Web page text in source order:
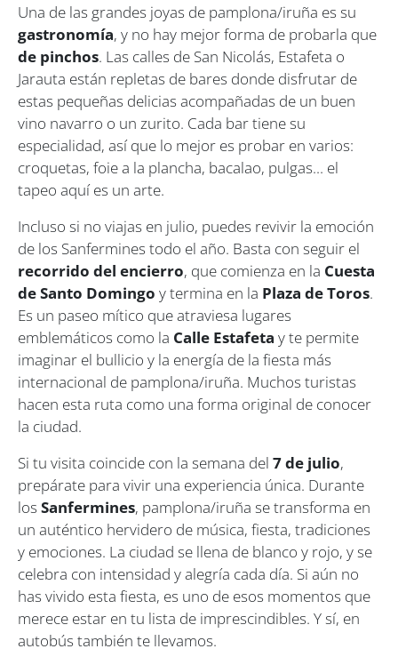
Una de las grandes joyas de pamplona/iruña es su
gastronomía, y no hay mejor forma de probarla que
de pinchos. Las calles de San Nicolás, Estafeta o
Jarauta están repletas de bares donde disfrutar de
estas pequeñas delicias acompañadas de un buen
vino navarro o un zurito. Cada bar tiene su
especialidad, así que lo mejor es probar en varios:
croquetas, foie a la plancha, bacalao, pulgas... el
tapeo aquí es un arte.
Incluso si no viajas en julio, puedes revivir la emoción
de los Sanfermines todo el año. Basta con seguir el
recorrido del encierro, que comienza en la Cuesta
de Santo Domingo y termina en la Plaza de Toros.
Es un paseo mítico que atraviesa lugares
emblemáticos como la Calle Estafeta y te permite
imaginar el bullicio y la energía de la fiesta más
internacional de pamplona/iruña. Muchos turistas
hacen esta ruta como una forma original de conocer
la ciudad.
Si tu visita coincide con la semana del 7 de julio,
prepárate para vivir una experiencia única. Durante
los Sanfermines, pamplona/iruña se transforma en
un auténtico hervidero de música, fiesta, tradiciones
y emociones. La ciudad se llena de blanco y rojo, y se
celebra con intensidad y alegría cada día. Si aún no
has vivido esta fiesta, es uno de esos momentos que
merece estar en tu lista de imprescindibles. Y sí, en
autobús también te llevamos.